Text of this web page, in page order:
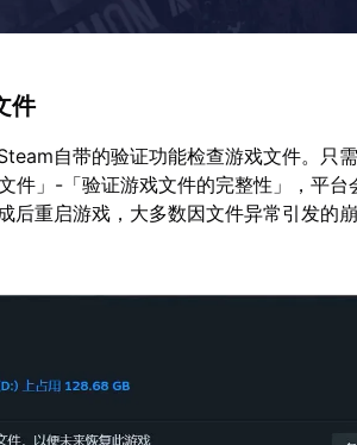
件
自带的验证功能检查游戏文件。只
件」-「验证游戏文件的完整性」，平台
后重启游戏，大多数因文件异常引发的